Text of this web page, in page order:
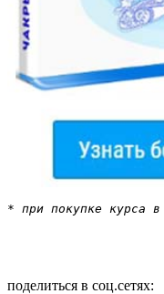
* при покупке курса в
поделиться в соц.сетях: